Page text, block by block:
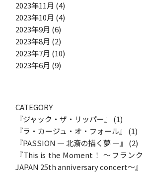
2023年11月 (4)
2023年10月 (4)
2023年9月 (6)
2023年8月 (2)
2023年7月 (10)
2023年6月 (9)
CATEGORY
『ジャック・ザ・リッパー』
(1)
『ラ・カージュ・オ・フォール』
(1)
『PASSION ― 北斎の描く夢 ―』
(2)
『This is the Moment！ ～フラン
JAPAN 25th anniversary concert～』